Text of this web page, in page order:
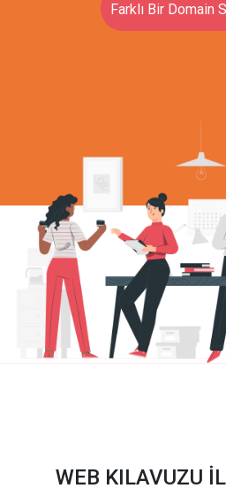
Farklı Bir Domain
WEB KILAVUZU